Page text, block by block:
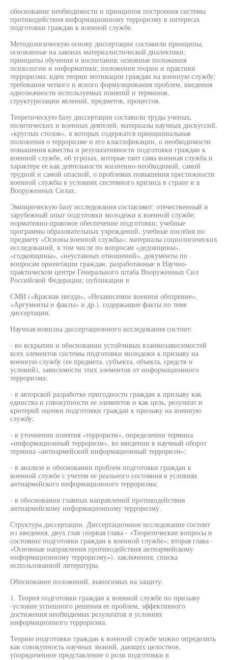
обоснование необходимости и принципов построения системы
противодействия информационному терроризму в интересах
подготовки граждан к военной службе.
Методологическую основу диссертации составили принципы,
основанные на законах материалистической диалектики;
принципы обучения и воспитания; основные положения
психологии и информатики; положения теории и практики
терроризма; идеи теории мотивации граждан на военную службу;
требования четкого и ясного формулирования проблем, введения
однозначности используемых понятий и терминов,
структуризации явлений, предметов, процессов.
Теоретическую базу диссертации составили труды ученых,
политических и военных деятелей, материалы научных дискуссий,
«круглых столов», в которых содержатся принципиальные
положения о терроризме и его классификации, о необходимости
повышения качества и результативности подготовки граждан к
военной службе, об угрозах, которые таит сама военная служба и
характере ее как деятельности жизненно-необходимой, самой
трудной и самой опасной, о проблемах повышения престижности
военной службы в условиях системного кризиса в стране и в
Вооруженных Силах.
Эмпирическую базу исследования составляют: отечественный и
зарубежный опыт подготовки молодежи к военной службе;
нормативно-правовое обеспечение подготовки; учебные
программы образовательных учреждений, учебные пособия по
предмету «Основы военной службы»; материалы социологических
исследований, в том числе по вопросам «дедовщины»,
«годковщины», «неуставных отношений», документы по
вопросам ориентации граждан, разработанные в Научно-
практическом центре Генерального штаба Вооруженных Сил
Российской Федерации; публикации в
СМИ («Красная звезда», «Независимое военное обозрение»,
«Аргументы и факты» и др.), содержащие факты по теме
диссертации.
Научная новизна диссертационного исследования состоит:
- во вскрытии и обосновании устойчивых взаимозависимостей
всех элементов системы подготовки молодежи к призыву на
военную службу (ее предмета, субъекта, объекта, средств и
условий), зависимости этих элементов от информационного
терроризма;
- в авторской разработке пригодности граждан к призыву как
единства и совокупности ее элементов и как цель, результат и
критерий оценки подготовки граждан к призыву на военную
службу;
- в уточнении понятия «терроризм», определении термина
«информационный терроризм», во введении в научный оборот
термина «антиармейский информационный терроризм»;
- в анализе и обосновании проблем подготовки граждан к
военной службе с учетом ее реального состояния в условиях
антиармейского информационного терроризма;
- в обосновании главных направлений противодействия
антиармейскому информационному терроризму.
Структура диссертации. Диссертационное исследование состоит
из введения, двух глав (первая глава - «Теоретические вопросы и
состояние подготовки граждан к военной службе»; вторая глава -
«Основные направления противодействия антиармейскому
информационному терроризму»), заключения, списка
использованной литературы.
Обоснование положений, выносимых на защиту.
1. Теория подготовки граждан к военной службе по призыву
-условие успешного решения ее проблем, эффективного
достижения необходимых результатов в условиях
информационного терроризма.
Теорию подготовки граждан к военной службе можно определить
как совокупность научных знаний, дающих целостное,
упорядоченное представление о роли подготовки в